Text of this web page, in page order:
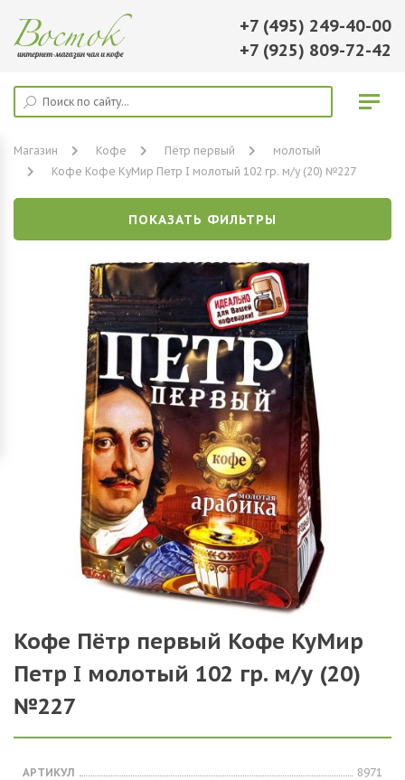
+7 (495) 249-40-00
+7 (925) 809-72-42
Магазин Кофе Пётр первый
молотый
Кофе Кофе КуМир Петр I молотый 102 гр. м/у (20) №227
ПОКАЗАТЬ ФИЛЬТРЫ
Кофе Пётр первый Кофе КуМир
Петр I молотый 102 гр. м/у (20)
№227
АРТИКУЛ
8971